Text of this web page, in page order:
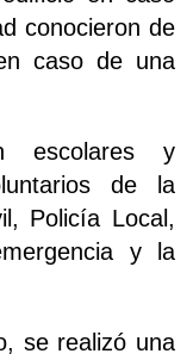
conocieron de
caso de una
escolares y
de la
Policía Local,
y la
se realizó una